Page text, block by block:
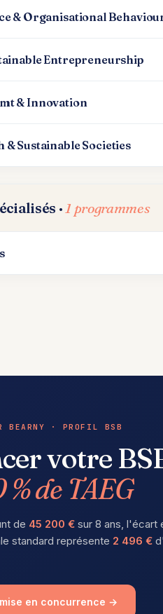
& Organisational
Entrepreneurship
& Innovation
& Sustainable Societies
·1 programmes
BEARNY · PROFIL BSB
votre
de TAEG
de 45 200 € sur 8 ans, l'écart
standard représente 2 496 €
en concurrence →